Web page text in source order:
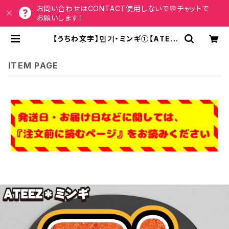
お問い合わせはCONTACT使用しないで💬チャットで
お願いします！
【うちわ文字】민기・ミンギ①【ATEE
ITEM PAGE